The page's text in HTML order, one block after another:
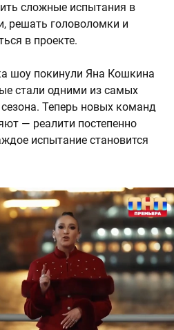
сложные испытания в
решать головоломки и
в проекте.
шоу покинули Яна Кошкина
стали одними из самых
Теперь новых команд
— реалити постепенно
испытание становится